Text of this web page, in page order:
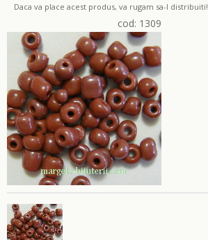
Daca va place acest produs, va rugam sa-l distribuiti!
cod: 1309